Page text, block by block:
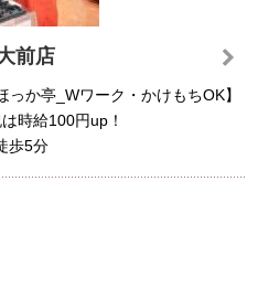
前店
か亭_Wワーク・かけもちOK】
時給100円up！
歩5分